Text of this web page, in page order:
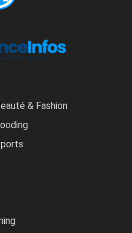
& Fashion